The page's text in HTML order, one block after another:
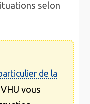
selon
de la
vous